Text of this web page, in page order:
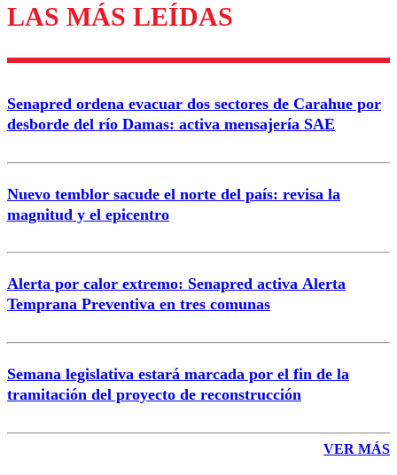
Los comentarios son moderados para garantizar un
diálogo respetuoso.
Correo
LAS MÁS LEÍDAS
Senapred ordena evacuar dos sectores de Carahue por
desborde del río Damas: activa mensajería SAE
Nuevo temblor sacude el norte del país: revisa la
magnitud y el epicentro
Alerta por calor extremo: Senapred activa Alerta
Temprana Preventiva en tres comunas
Semana legislativa estará marcada por el fin de la
tramitación del proyecto de reconstrucción
VER MÁS